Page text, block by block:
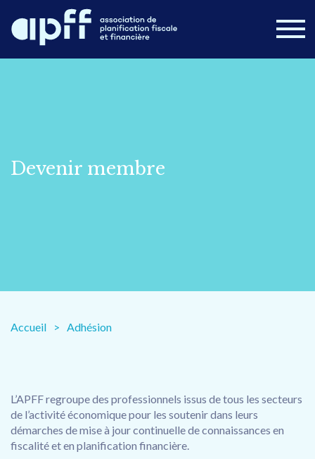
Devenir membre
Accueil Adhésion
L’APFF regroupe des professionnels issus de tous les secteurs
de l’activité économique pour les soutenir dans leurs
démarches de mise à jour continuelle de connaissances en
fiscalité et en planification financière.